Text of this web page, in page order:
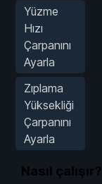
Yüzme
Hızı
Çarpanını
Ayarla
Zıplama
Yüksekliği
Çarpanını
Ayarla
Nasıl çalışır?